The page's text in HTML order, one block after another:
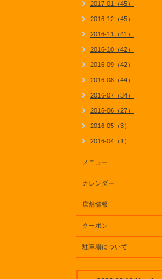
2017-01（45）
2016-12（45）
2016-11（41）
2016-10（42）
2016-09（42）
2016-08（44）
2016-07（34）
2016-06（27）
2016-05（3）
2016-04（1）
メニュー
カレンダー
店舗情報
クーポン
駐車場について